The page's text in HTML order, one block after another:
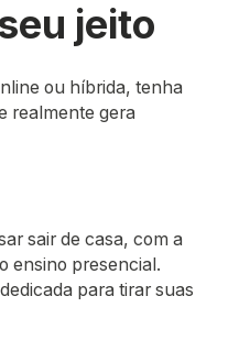
jeito
ou híbrida, tenha
realmente gera
sair de casa, com a
ensino presencial.
para tirar suas